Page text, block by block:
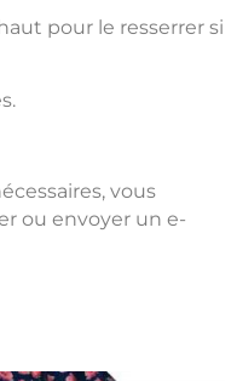
pour le resserrer si
vous
ou envoyer un e-